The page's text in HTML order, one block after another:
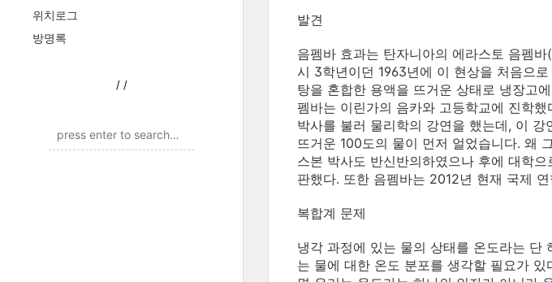
위치로그
방명록
/ /
발견
음펨바 효과는 탄자니아의 에라스토 음펨
시 3학년이던 1963년에 이 현상을 처음으
탕을 혼합한 용액을 뜨거운 상태로 냉장고
펨바는 이린가의 음카와 고등학교에 진학
박사를 불러 물리학의 강연을 했는데, 이
뜨거운 100도의 물이 먼저 얼었습니다. 왜
스본 박사도 반신반의하였으나 후에 대학
판했다. 또한 음펨바는 2012년 현재 국제
복합계 문제
냉각 과정에 있는 물의 상태를 온도라는 단
는 물에 대한 온도 분포를 생각할 필요가